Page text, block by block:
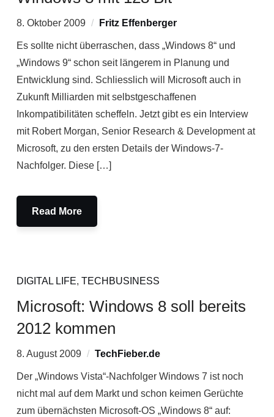
8. Oktober 2009 Fritz Effenberger
Es sollte nicht überraschen, dass „Windows 8“ und
„Windows 9“ schon seit längerem in Planung und
Entwicklung sind. Schliesslich will Microsoft auch in
Zukunft Milliarden mit selbstgeschaffenen
Inkompatibilitäten scheffeln. Jetzt gibt es ein Interview
mit Robert Morgan, Senior Research & Development at
Microsoft, zu den ersten Details der Windows-7-
Nachfolger. Diese […]
Read More
DIGITAL LIFE, TECHBUSINESS
Microsoft: Windows 8 soll bereits
2012 kommen
8. August 2009 TechFieber.de
Der „Windows Vista“-Nachfolger Windows 7 ist noch
nicht mal auf dem Markt und schon keimen Gerüchte
zum übernächsten Microsoft-OS „Windows 8“ auf: